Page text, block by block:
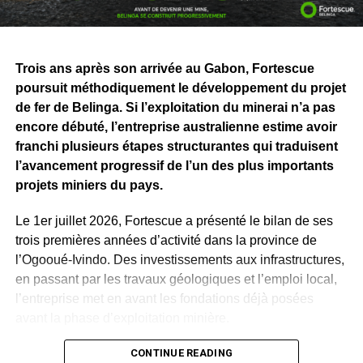
tonnes de minerai chaque année
. Il emploie plus de20
000 personnes, a réalisé des projets d’une valeur de
de tonnes de minerai à travers le monde.
Pour le Gabon, cette visite va bien au-delà de la
découverte d’installations industrielles. Elle permet de
mieux mesurer ce que représentera, demain, le
développement de Belinga, actuellement en phase
d’exploration par Fortescue Belinga.
Derrière les chiffres et les machines, l’enjeu concerne
surtout les emplois, la formation des jeunes, les
infrastructures et les perspectives offertes aux
populations. En se rendant à Pilbara, Hermann
Immongault a voulu voir, comprendre et préparer les
l’industrialisation et la prospérité du Gabon.
Trois ans après son arrivée au Gabon, Fortescue
poursuit méthodiquement le développement du projet
de fer de Belinga. Si l’exploitation du minerai n’a pas
encore débuté, l’entreprise australienne estime avoir
franchi plusieurs étapes structurantes qui traduisent
l’avancement progressif de l’un des plus importants
projets miniers du pays.
Le 1er juillet 2026, Fortescue a présenté le bilan de ses
trois premières années d’activité dans la province de
l’Ogooué-Ivindo. Des investissements aux infrastructures,
en passant par les travaux géologiques et l’emploi local,
l’entreprise met en avant les fondations déjà posées
Selon les chiffres communiqués, plus de
CONTINUE READING